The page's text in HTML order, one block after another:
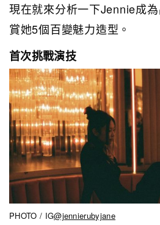
現在就來分析一下Jennie成
賞她5個百變魅力造型。
首次挑戰演技
PHOTO / IG@jennierubyjane